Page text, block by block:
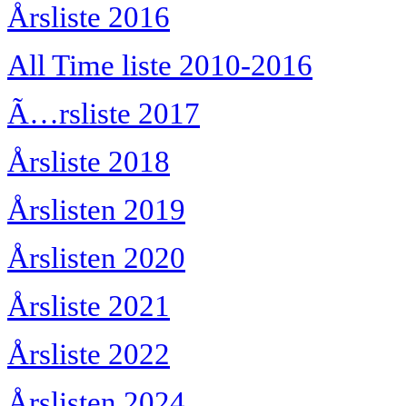
Årsliste 2016
All Time liste 2010-2016
Ã…rsliste 2017
Årsliste 2018
Årslisten 2019
Årslisten 2020
Årsliste 2021
Årsliste 2022